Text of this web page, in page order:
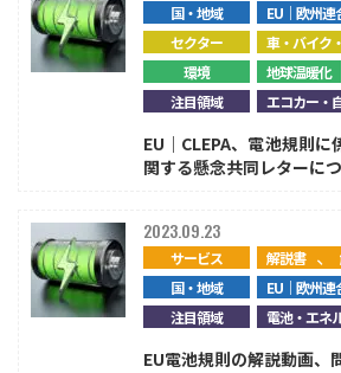
国・地域
EU｜欧州連
セクター
車・バイク
環境
地球温暖化
注目領域
エコカー・
EU｜CLEPA、電池規則に
関する懸念共同レターに
サービス 解説書 、
国・地域
EU｜欧州連
注目領域
電池・エネ
2023.09.23
EU電池規則の解説動画、